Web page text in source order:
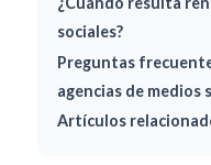
sociales?
Preguntas
agencias de medios
Artículos